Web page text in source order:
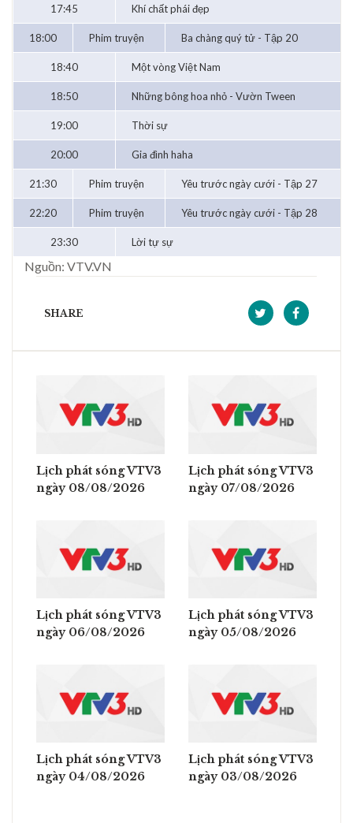
17:45 Khí chất phái đẹp
18:00 Phim truyện Ba chàng quý tử - Tập 20
18:40 Một vòng Việt Nam
18:50 Những bông hoa nhỏ - Vườn Tween
19:00 Thời sự
20:00 Gia đình haha
21:30 Phim truyện Yêu trước ngày cưới - Tập 27
22:20 Phim truyện Yêu trước ngày cưới - Tập 28
23:30 Lời tự sự
Nguồn: VTV.VN
SHARE
Lịch phát sóng VTV3
ngày 08/08/2026
Lịch phát sóng VTV3
ngày 07/08/2026
Lịch phát sóng VTV3
ngày 06/08/2026
Lịch phát sóng VTV3
ngày 05/08/2026
Lịch phát sóng VTV3
ngày 04/08/2026
Lịch phát sóng VTV3
ngày 03/08/2026